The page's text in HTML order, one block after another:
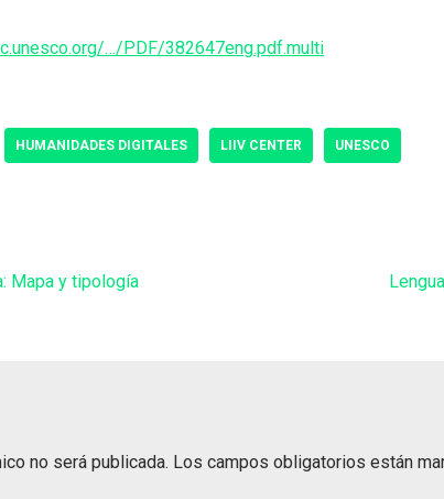
…/PDF/382647eng.pdf.multi
HUMANIDADES DIGITALES LIIV CENTER UNESCO
Mapa y tipología
no será publicada. Los campos obligatorios están